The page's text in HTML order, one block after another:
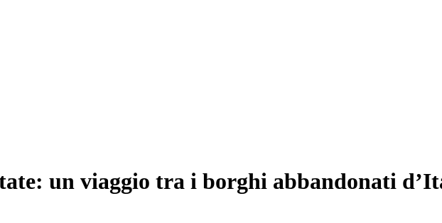
un viaggio tra i borghi abbandonati